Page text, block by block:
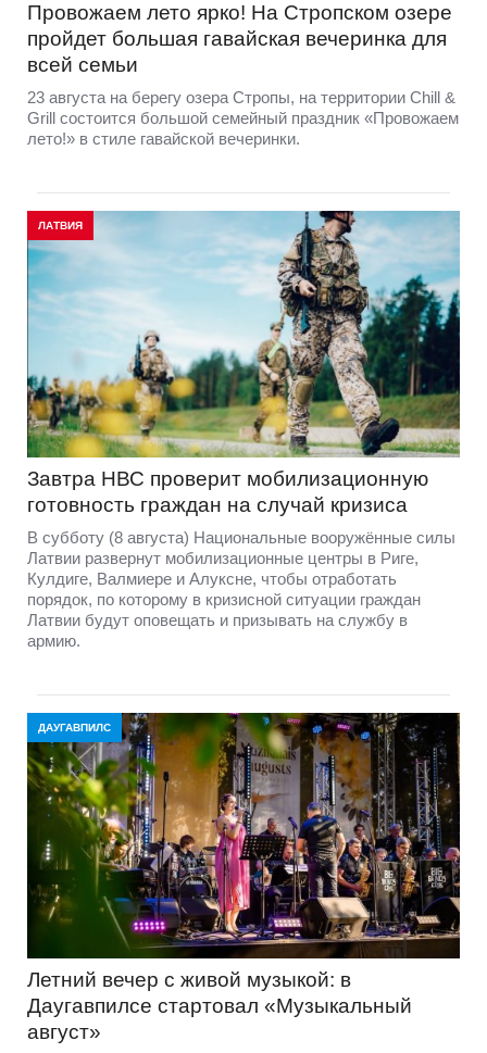
Провожаем лето ярко! На Стропском озере
пройдет большая гавайская вечеринка для
всей семьи
23 августа на берегу озера Стропы, на территории Chill &
Grill состоится большой семейный праздник «Провожаем
лето!» в стиле гавайской вечеринки.
ЛАТВИЯ
Завтра НВС проверит мобилизационную
готовность граждан на случай кризиса
В субботу (8 августа) Национальные вооружённые силы
Латвии развернут мобилизационные центры в Риге,
Кулдиге, Валмиере и Алуксне, чтобы отработать
порядок, по которому в кризисной ситуации граждан
Латвии будут оповещать и призывать на службу в
армию.
ДАУГАВПИЛС
Летний вечер с живой музыкой: в
Даугавпилсе стартовал «Музыкальный
август»